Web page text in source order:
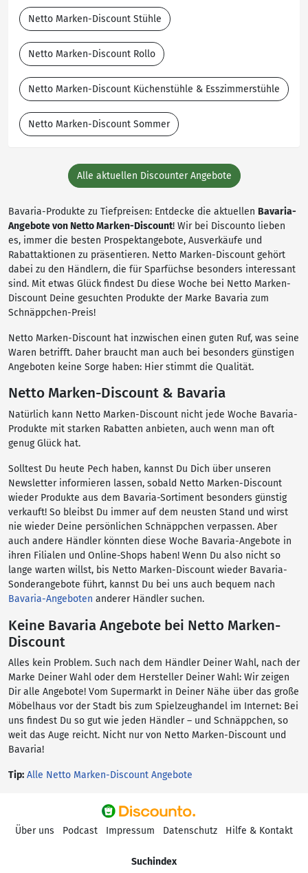
Netto Marken-Discount Stühle
Netto Marken-Discount Rollo
Netto Marken-Discount Küchenstühle & Esszimmerstühle
Netto Marken-Discount Sommer
Alle aktuellen Discounter Angebote
Bavaria-Produkte zu Tiefpreisen: Entdecke die aktuellen Bavaria-
Angebote von Netto Marken-Discount! Wir bei Discounto lieben
es, immer die besten Prospektangebote, Ausverkäufe und
Rabattaktionen zu präsentieren. Netto Marken-Discount gehört
dabei zu den Händlern, die für Sparfüchse besonders interessant
sind. Mit etwas Glück findest Du diese Woche bei Netto Marken-
Discount Deine gesuchten Produkte der Marke Bavaria zum
Schnäppchen-Preis!
Netto Marken-Discount hat inzwischen einen guten Ruf, was seine
Waren betrifft. Daher braucht man auch bei besonders günstigen
Angeboten keine Sorge haben: Hier stimmt die Qualität.
Netto Marken-Discount & Bavaria
Natürlich kann Netto Marken-Discount nicht jede Woche Bavaria-
Produkte mit starken Rabatten anbieten, auch wenn man oft
genug Glück hat.
Solltest Du heute Pech haben, kannst Du Dich über unseren
Newsletter informieren lassen, sobald Netto Marken-Discount
wieder Produkte aus dem Bavaria-Sortiment besonders günstig
verkauft! So bleibst Du immer auf dem neusten Stand und wirst
nie wieder Deine persönlichen Schnäppchen verpassen. Aber
auch andere Händler könnten diese Woche Bavaria-Angebote in
ihren Filialen und Online-Shops haben! Wenn Du also nicht so
lange warten willst, bis Netto Marken-Discount wieder Bavaria-
Sonderangebote führt, kannst Du bei uns auch bequem nach
Bavaria-Angeboten anderer Händler suchen.
Keine Bavaria Angebote bei Netto Marken-
Discount
Alles kein Problem. Such nach dem Händler Deiner Wahl, nach der
Marke Deiner Wahl oder dem Hersteller Deiner Wahl: Wir zeigen
Dir alle Angebote! Vom Supermarkt in Deiner Nähe über das große
Möbelhaus vor der Stadt bis zum Spielzeughandel im Internet: Bei
uns findest Du so gut wie jeden Händler – und Schnäppchen, so
weit das Auge reicht. Nicht nur von Netto Marken-Discount und
Bavaria!
Tip: Alle Netto Marken-Discount Angebote
Über uns Podcast Impressum Datenschutz Hilfe & Kontakt
Suchindex